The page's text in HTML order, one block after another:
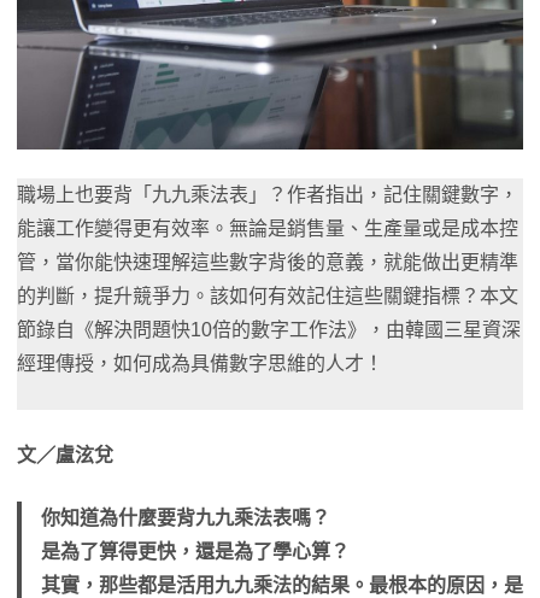
職場上也要背「九九乘法表」？作者指出，記住關鍵數字，
能讓工作變得更有效率。無論是銷售量、生產量或是成本控
管，當你能快速理解這些數字背後的意義，就能做出更精準
的判斷，提升競爭力。該如何有效記住這些關鍵指標？本文
節錄自《解決問題快10倍的數字工作法》，由韓國三星資深
經理傳授，如何成為具備數字思維的人才！
文／盧泫兌
你知道為什麼要背九九乘法表嗎？
是為了算得更快，還是為了學心算？
其實，那些都是活用九九乘法的結果。最根本的原因，是